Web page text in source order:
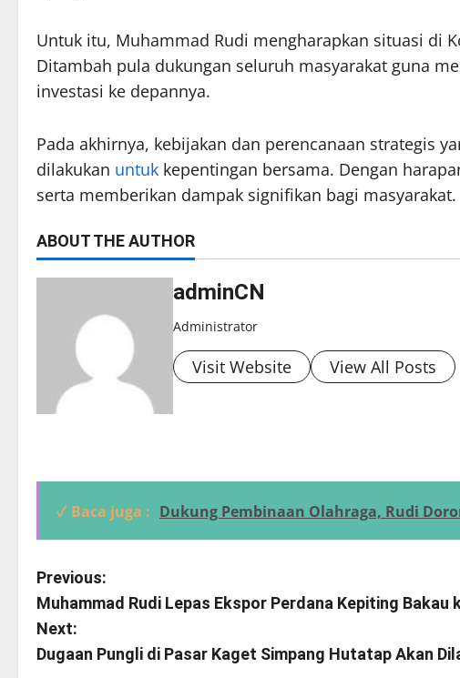
Untuk itu, Muhammad Rudi mengharapkan situasi di
Ditambah pula dukungan seluruh masyarakat guna
investasi ke depannya.
Pada akhirnya, kebijakan dan perencanaan strategis
dilakukan untuk kepentingan bersama. Dengan
serta memberikan dampak signifikan bagi masyarakat.
ABOUT THE AUTHOR
adminCN
Administrator
Visit Website View All Posts
✓ Baca juga : Dukung Pembinaan Olahraga, Rudi
P
o
s
Previous:
Muhammad Rudi Lepas Ekspor Perdana Kepiting Bakau
Next:
Dugaan Pungli di Pasar Kaget Simpang Hutatap Akan